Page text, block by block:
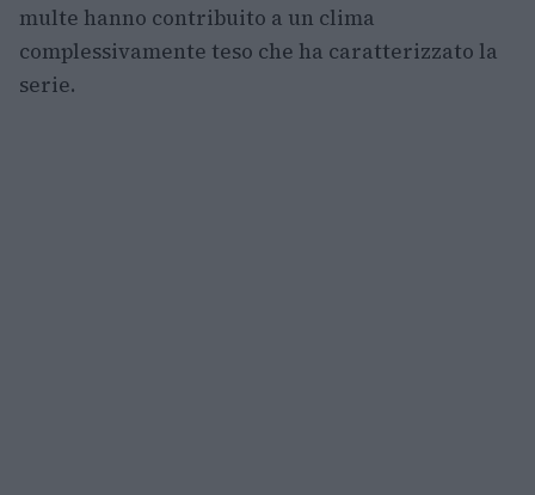
multe hanno contribuito a un clima
complessivamente teso che ha caratterizzato la
serie.